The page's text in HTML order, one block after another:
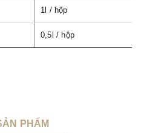
1l / hộp
0,5l / hộp
PHẨM